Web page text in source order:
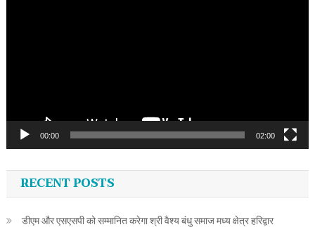
00:00 02:00
RECENT POSTS
डीएम और एसएसपी को सम्मानित करेगा श्री वैश्य बंधु समाज मध्य क्षेत्र हरिद्वार